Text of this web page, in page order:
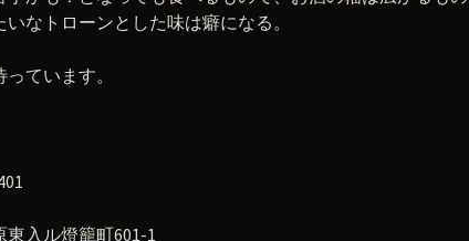
なトローンとした味は癖になる。
ています。
入ル燈籠町601-1